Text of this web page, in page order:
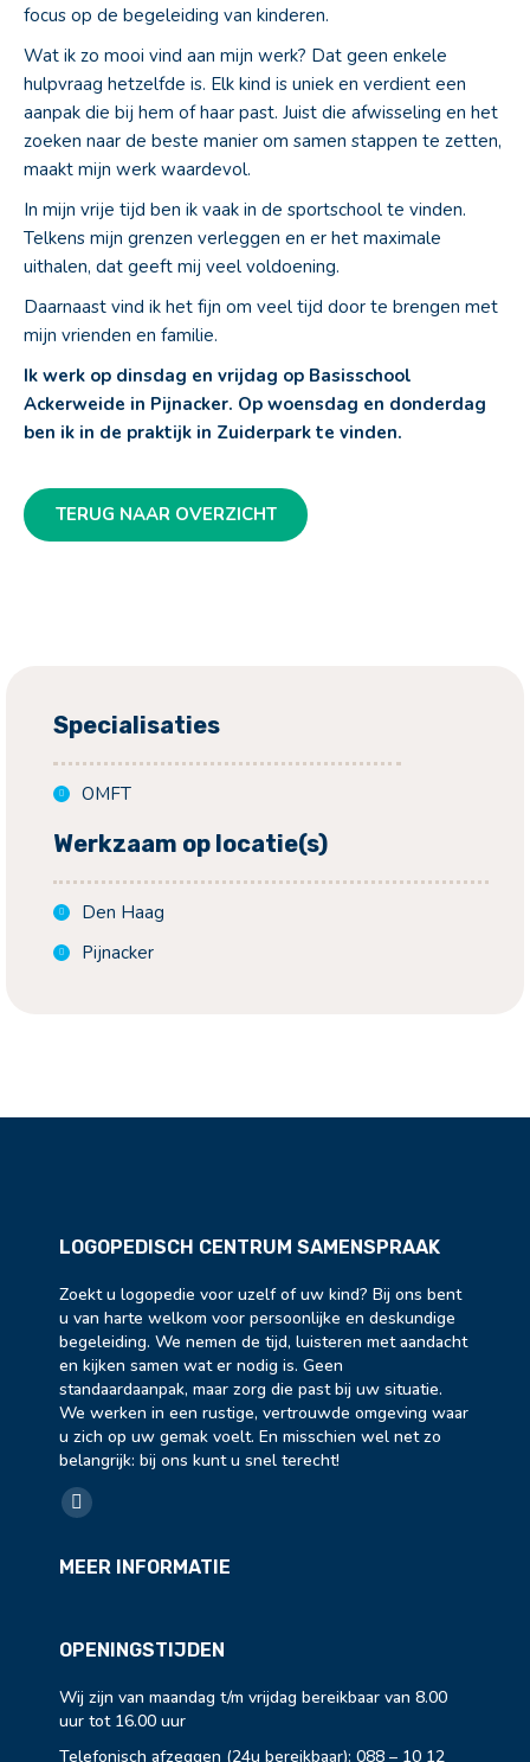
focus op de begeleiding van kinderen.
Wat ik zo mooi vind aan mijn werk? Dat geen enkele
hulpvraag hetzelfde is. Elk kind is uniek en verdient een
aanpak die bij hem of haar past. Juist die afwisseling en het
zoeken naar de beste manier om samen stappen te zetten,
maakt mijn werk waardevol.
In mijn vrije tijd ben ik vaak in de sportschool te vinden.
Telkens mijn grenzen verleggen en er het maximale
uithalen, dat geeft mij veel voldoening.
Daarnaast vind ik het fijn om veel tijd door te brengen met
mijn vrienden en familie.
Ik werk op dinsdag en vrijdag op Basisschool
Ackerweide in Pijnacker. Op woensdag en donderdag
ben ik in de praktijk in Zuiderpark te vinden.
TERUG NAAR OVERZICHT
Specialisaties
OMFT
Werkzaam op locatie(s)
Den Haag
Pijnacker
LOGOPEDISCH CENTRUM SAMENSPRAAK
Zoekt u logopedie voor uzelf of uw kind? Bij ons bent
u van harte welkom voor persoonlijke en deskundige
begeleiding. We nemen de tijd, luisteren met aandacht
en kijken samen wat er nodig is. Geen
standaardaanpak, maar zorg die past bij uw situatie.
We werken in een rustige, vertrouwde omgeving waar
u zich op uw gemak voelt. En misschien wel net zo
belangrijk: bij ons kunt u snel terecht!
Vind ons op:
Facebook
opens
new
MEER INFORMATIE
OPENINGSTIJDEN
Wij zijn van maandag t/m vrijdag bereikbaar van 8.00
uur tot 16.00 uur
Telefonisch afzeggen (24u bereikbaar): 088 – 10 12